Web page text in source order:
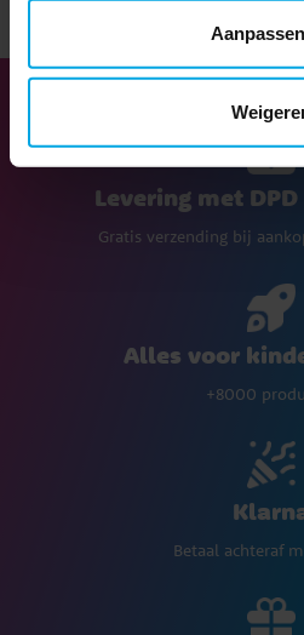
Aanpassen
Levering met
Gratis verzending bij
Alles voor
+8000
Betaal achteraf